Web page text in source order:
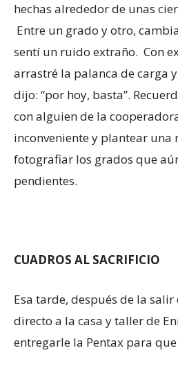
hechas alrededor de unas
Entre un grado y otro,
sentí un ruido extraño. Con
arrastré la palanca de carga
dijo: “por hoy, basta”.
con alguien de la
inconveniente y plantear una
fotografiar los grados que
pendientes.
CUADROS AL SACRIFICIO
Esa tarde, después de la salir
directo a la casa y taller de
entregarle la Pentax para